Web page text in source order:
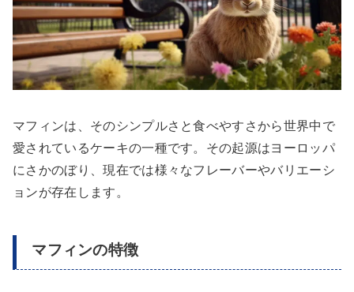
マフィンは、そのシンプルさと食べやすさから世界中で
愛されているケーキの一種です。その起源はヨーロッパ
にさかのぼり、現在では様々なフレーバーやバリエーシ
ョンが存在します。
マフィンの特徴